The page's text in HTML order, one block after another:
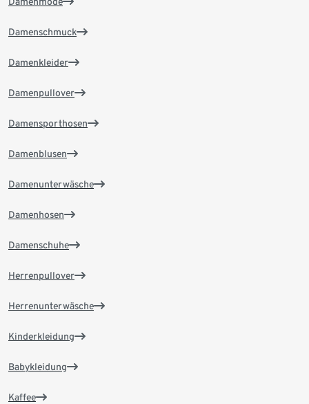
Damenschmuck
Damenkleider
Damenpullover
Damensporthosen
Damenblusen
Damenunterwäsche
Damenhosen
Damenschuhe
Herrenpullover
Herrenunterwäsche
Kinderkleidung
Babykleidung
Kaffee